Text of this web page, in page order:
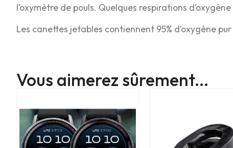
l’oxymètre de pouls. Quelques respirations
Les canettes jetables contiennent 95% d’oxygène
Vous aimerez sûrement...